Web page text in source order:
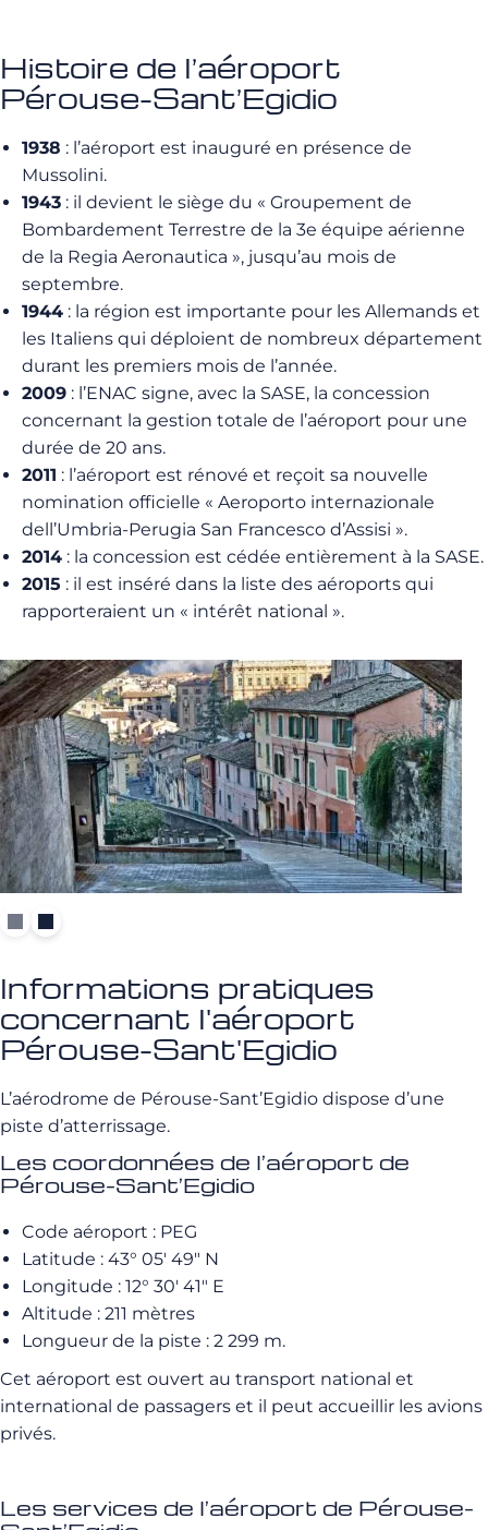
Histoire de l’aéroport
Pérouse-Sant’Egidio
1938 : l’aéroport est inauguré en présence de
Mussolini.
1943 : il devient le siège du « Groupement de
Bombardement Terrestre de la 3e équipe aérienne
de la Regia Aeronautica », jusqu’au mois de
septembre.
1944 : la région est importante pour les Allemands et
les Italiens qui déploient de nombreux département
durant les premiers mois de l’année.
2009 : l’ENAC signe, avec la SASE, la concession
concernant la gestion totale de l’aéroport pour une
durée de 20 ans.
2011 : l’aéroport est rénové et reçoit sa nouvelle
nomination officielle « Aeroporto internazionale
dell’Umbria-Perugia San Francesco d’Assisi ».
2014 : la concession est cédée entièrement à la SASE.
2015 : il est inséré dans la liste des aéroports qui
rapporteraient un « intérêt national ».
Informations pratiques
concernant l'aéroport
Pérouse-Sant'Egidio
L’aérodrome de Pérouse-Sant’Egidio dispose d’une
piste d’atterrissage.
Les coordonnées de l’aéroport de
Pérouse-Sant’Egidio
Code aéroport : PEG
Latitude : 43° 05′ 49″ N
Longitude : 12° 30′ 41″ E
Altitude : 211 mètres
Longueur de la piste : 2 299 m.
Cet aéroport est ouvert au transport national et
international de passagers et il peut accueillir les avions
privés.
Les services de l’aéroport de Pérouse-